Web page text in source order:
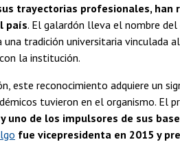
trayectorias profesionales, han
país. El galardón lleva el nombre
una tradición universitaria vinculada
la institución.
este reconocimiento adquiere un
tuvieron en el organismo. El
uno de los impulsores de sus
fue vicepresidenta en 2015 y